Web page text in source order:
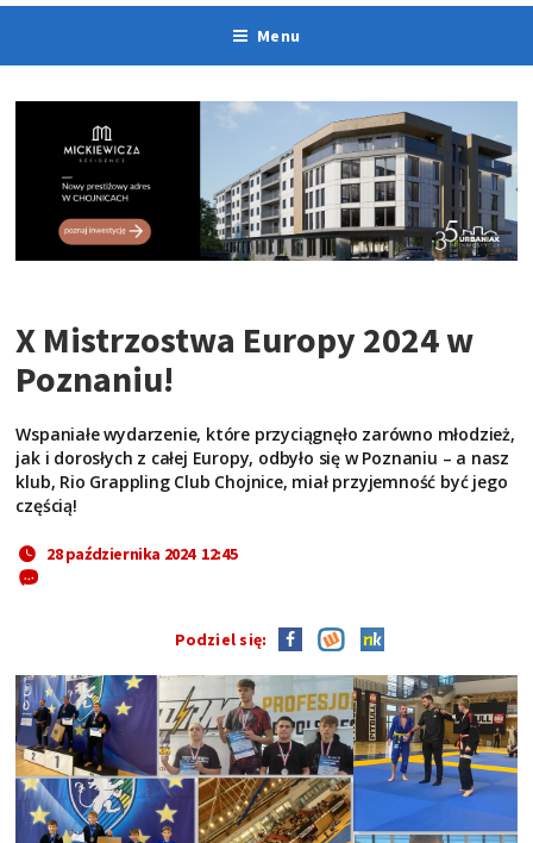
Menu
X Mistrzostwa Europy 2024 w
Poznaniu!
Wspaniałe wydarzenie, które przyciągnęło zarówno młodzież,
jak i dorosłych z całej Europy, odbyło się w Poznaniu – a nasz
klub, Rio Grappling Club Chojnice, miał przyjemność być jego
częścią!
28 października 2024 12:45
Podziel się: